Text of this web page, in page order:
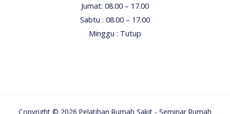
Jumat: 08.00 – 17.00
Sabtu : 08.00 – 17.00
Minggu : Tutup
Copyright © 2026 Pelatihan Rumah Sakit - Seminar Rumah